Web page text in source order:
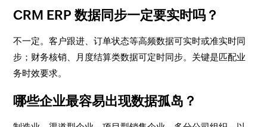
CRM ERP 数据同步一定要实时吗？
不一定。客户跟进、订单状态等高频数据可实时或准实时同
步；财务核销、月度结算类数据可定时同步。关键是匹配业
务时效要求。
哪些企业最容易出现数据孤岛？